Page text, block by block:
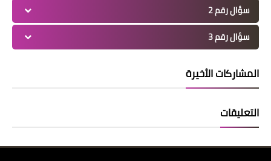
سؤال رقم 2
سؤال رقم 3
المشاركات الأخيرة
التعليقات